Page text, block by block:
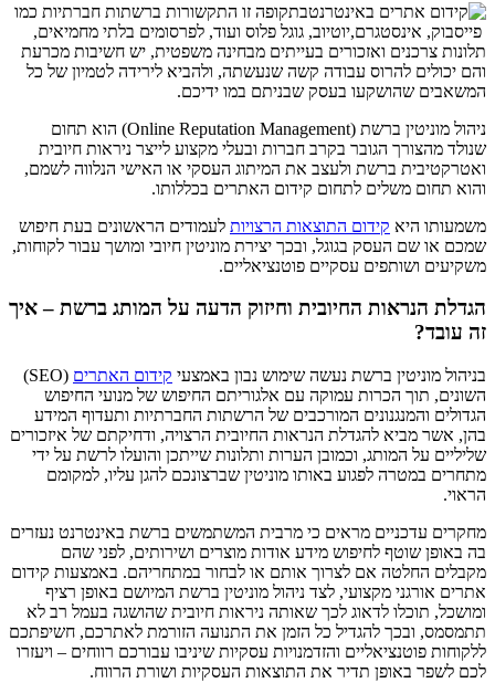
בתקופה זו התקשורות ברשתות חברתיות כמו
פייסבוק, אינסטגרם,יוטיוב, גוגל פלוס ועוד, לפרסומים בלתי מחמיאים,
תלונות צרכנים ואזכורים בעייתים מבחינה משפטית, יש חשיבות מכרעת
והם יכולים להרוס עבודה קשה שנעשתה, ולהביא לירידה לטמיון של כל
המשאבים שהושקעו בעסק שבניתם במו ידיכם.
ניהול מוניטין ברשת (Online Reputation Management) הוא תחום
שנולד מהצורך הגובר בקרב חברות ובעלי מקצוע לייצר ניראות חיובית
ואטרקטיבית ברשת ולעצב את המיתוג העסקי או האישי הנלווה לשמם,
והוא תחום משלים לתחום קידום האתרים בכללותו.
משמעותו היא קידום התוצאות הרצויות לעמודים הראשונים בעת חיפוש
שמכם או שם העסק בגוגל, ובכך יצירת מוניטין חיובי ומושך עבור לקוחות,
משקיעים ושותפים עסקיים פוטנציאליים.
הגדלת הנראות החיובית וחיזוק הדעה על המותג ברשת – איך
זה עובד?
בניהול מוניטין ברשת נעשה שימוש נבון באמצעי קידום האתרים (
SEO
)
השונים, תוך הכרות עמוקה עם אלגוריתם החיפוש של מנועי החיפוש
הגדולים והמנגנונים המורכבים של הרשתות החברתיות ותעדוף המידע
בהן, אשר מביא להגדלת הנראות החיובית הרצויה, ודחיקתם של איזכורים
שליליים על המותג, וכמובן הערות ותלונות שייתכן והועלו לרשת על ידי
מתחרים במטרה לפגוע באותו מוניטין שברצונכם להגן עליו, למקומם
הראוי.
מחקרים עדכניים מראים כי מרבית המשתמשים ברשת באינטרנט נעזרים
בה באופן שוטף לחיפוש מידע אודות מוצרים ושירותים, לפני שהם
מקבלים החלטה אם לצרוך אותם או לבחור במתחריהם. באמצעות קידום
אתרים אורגני מקצועי, לצד ניהול מוניטין ברשת המיושם באופן רציף
ומושכל, תוכלו לדאוג לכך שאותה ניראות חיובית שהושגה בעמל רב לא
תתמסמס, ובכך להגדיל כל הזמן את התנועה הזורמת לאתרכם, חשיפתכם
ללקוחות פוטנציאליים והזדמנויות עסקיות שיניבו עבורכם רווחים – ויעזרו
לכם לשפר באופן תדיר את התוצאות העסקיות ושורת הרווח.